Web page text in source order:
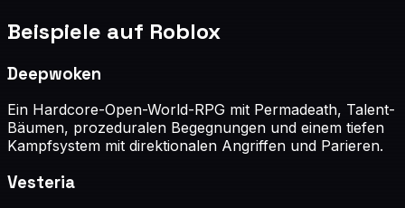
Beispiele auf Roblox
Deepwoken
Ein Hardcore-Open-World-RPG mit Permadeath, Talent-
Bäumen, prozeduralen Begegnungen und einem tiefen
Kampfsystem mit direktionalen Angriffen und Parieren.
Vesteria